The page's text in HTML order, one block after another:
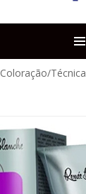
Coloração/Técnica